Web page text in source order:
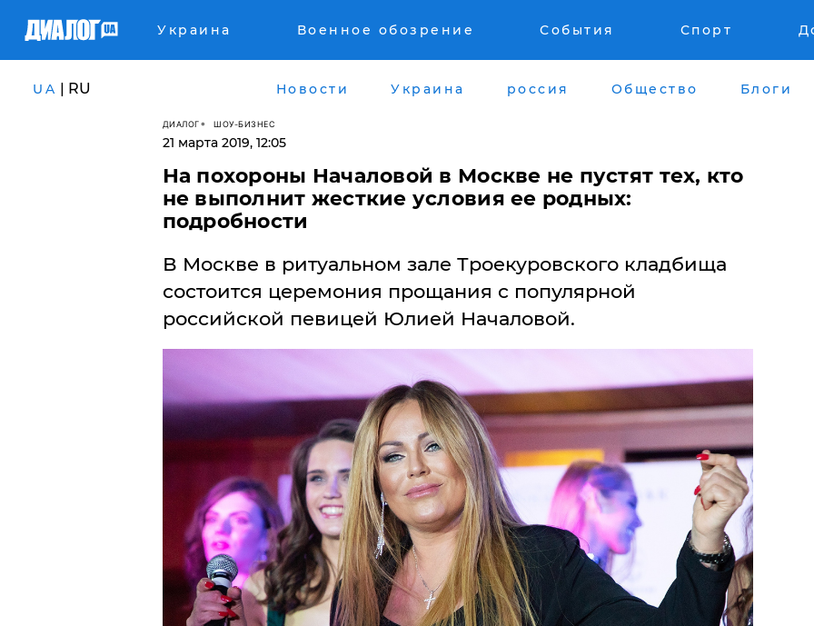
Украина Военное обозрение События Спорт
UA | RU Новости Украина россия Общество Блоги
ДИАЛОГ ШОУ-БИЗНЕС
21 марта 2019, 12:05
На похороны Началовой в Москве не пустят тех, кто
не выполнит жесткие условия ее родных:
подробности
В Москве в ритуальном зале Троекуровского кладбища
состоится церемония прощания с популярной
российской певицей​ Юлией Началовой.